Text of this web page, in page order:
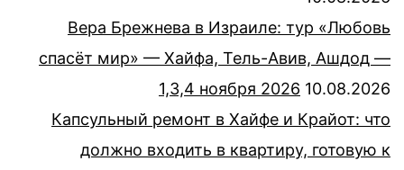
Вера Брежнева в Израиле: тур «Любовь
спасёт мир» — Хайфа, Тель-Авив, Ашдод —
1,3,4 ноября 2026 10.08.2026
Капсульный ремонт в Хайфе и Крайот: что
должно входить в квартиру, готовую к